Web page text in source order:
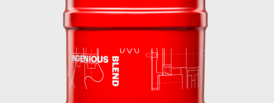
Дарим скидку 25% за
подтверждение E-mail
Остаёмся на связи
Получить скидку